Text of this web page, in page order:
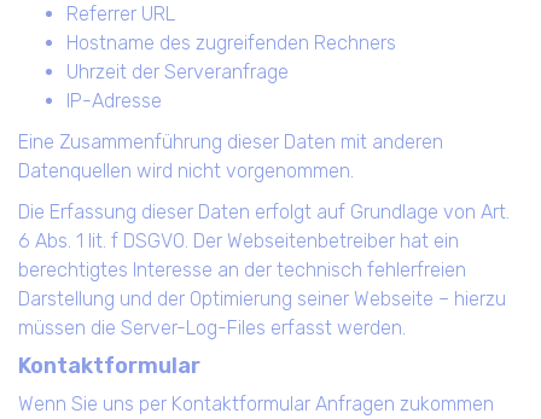
Referrer URL
Hostname des zugreifenden Rechners
Uhrzeit der Serveranfrage
IP-Adresse
Eine Zusammenführung dieser Daten mit anderen
Datenquellen wird nicht vorgenommen.
Die Erfassung dieser Daten erfolgt auf Grundlage von Art.
6 Abs. 1 lit. f DSGVO. Der Webseitenbetreiber hat ein
berechtigtes Interesse an der technisch fehlerfreien
Darstellung und der Optimierung seiner Webseite – hierzu
müssen die Server-Log-Files erfasst werden.
Kontaktformular
Wenn Sie uns per Kontaktformular Anfragen zukommen